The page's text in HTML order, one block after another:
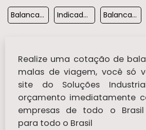
Balanca Brete Bovinos Indicador De Balanca Rodoviaria Balanca Industrial Digital
Realize uma cotação de
malas de viagem​, você só
site do Soluções
orçamento imediatamente
empresas de todo o
para todo o Brasil